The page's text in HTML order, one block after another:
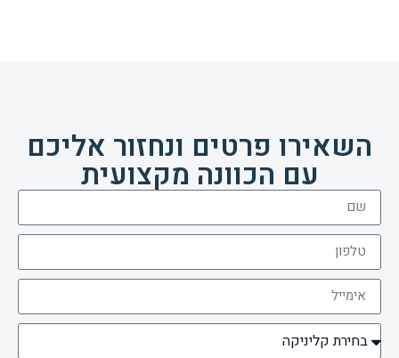
השאירו פרטים ונחזור אליכם
עם הכוונה מקצועית